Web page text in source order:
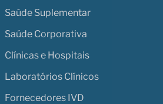
Saúde Suplementar
Saúde Corporativa
Clínicas e Hospitais
Laboratórios Clínicos
Fornecedores IVD